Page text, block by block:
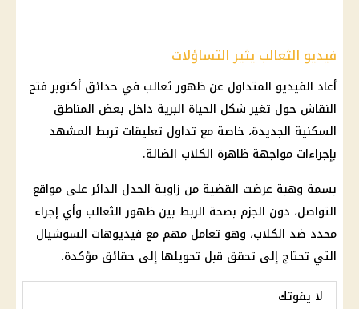
فيديو الثعالب يثير التساؤلات
أعاد الفيديو المتداول عن ظهور ثعالب في حدائق أكتوبر فتح
النقاش حول تغير شكل الحياة البرية داخل بعض المناطق
السكنية الجديدة، خاصة مع تداول تعليقات تربط المشهد
بإجراءات مواجهة ظاهرة الكلاب الضالة.
بسمة وهبة عرضت القضية من زاوية الجدل الدائر على مواقع
التواصل، دون الجزم بصحة الربط بين ظهور الثعالب وأي إجراء
محدد ضد الكلاب، وهو تعامل مهم مع فيديوهات السوشيال
التي تحتاج إلى تحقق قبل تحويلها إلى حقائق مؤكدة.
لا يفوتك